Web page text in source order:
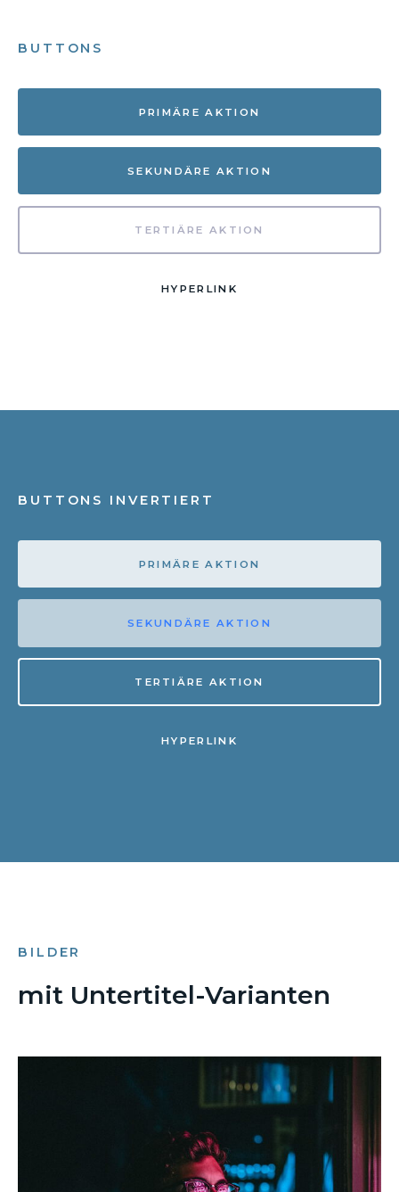
BUTTONS
PRIMÄRE AKTION
SEKUNDÄRE AKTION
TERTIÄRE AKTION
HYPERLINK
BUTTONS INVERTIERT
PRIMÄRE AKTION
SEKUNDÄRE AKTION
TERTIÄRE AKTION
HYPERLINK
BILDER
mit Untertitel-Varianten